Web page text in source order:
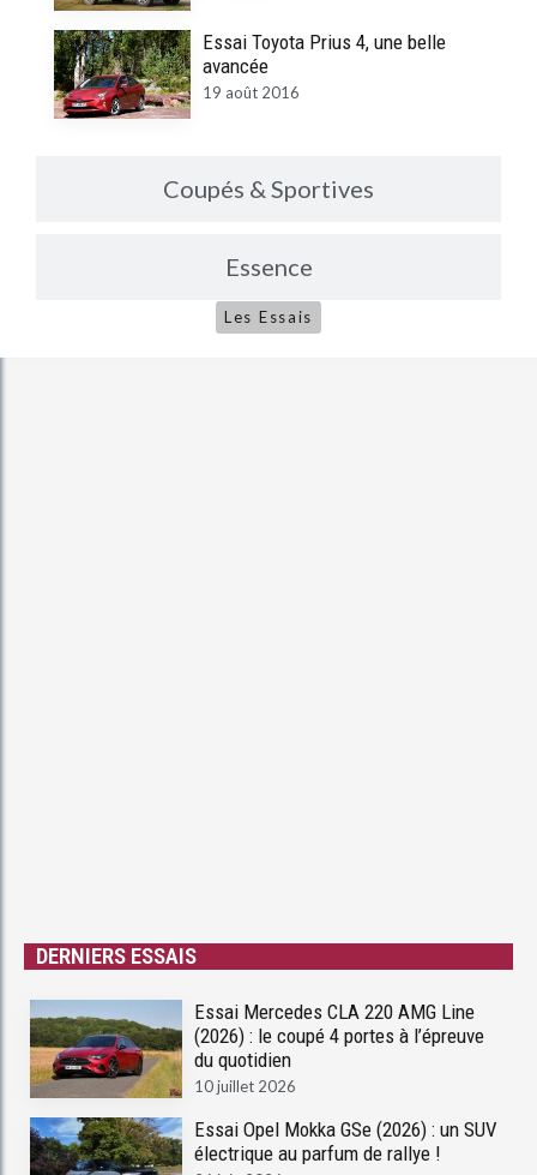
Coupés & Sportives
Essence
Essai Toyota Prius 4, une belle
avancée
19 août 2016
Les Essais
DERNIERS ESSAIS
Essai Mercedes CLA 220 AMG Line
(2026) : le coupé 4 portes à l’épreuve
du quotidien
10 juillet 2026
Essai Opel Mokka GSe (2026) : un SUV
électrique au parfum de rallye !